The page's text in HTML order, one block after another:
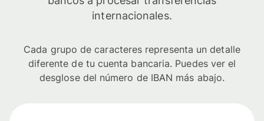
internacionales.
Cada grupo de caracteres representa un detalle
diferente de tu cuenta bancaria. Puedes ver el
desglose del número de IBAN más abajo.